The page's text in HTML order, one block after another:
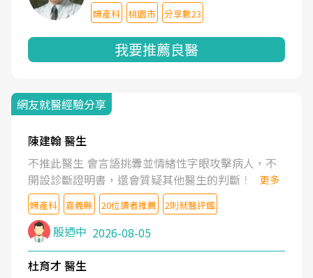
婦產科 桃園市 分享數23
我要推薦良醫
網友就醫經驗分享
陳建翰 醫生
不推此醫生 會言語挑釁並情緒性字眼攻擊病人，不
開設診斷證明書，還會質疑其他醫生的判斷！
更多
婦產科 嘉義縣 20位讀者推薦 2則就醫評鑑
殷迺中 2026-08-05
杜育才 醫生